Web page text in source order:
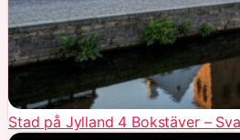
Stad på Jylland 4 Bokstäver –